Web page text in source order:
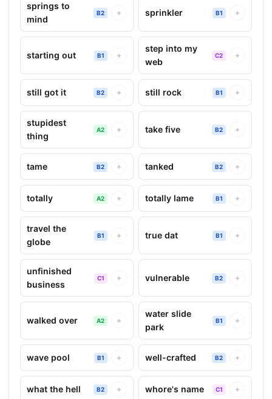
springs to
mind
B2 + sprinkler B1 +
starting out B1 +
step into my
web
C2 +
still got it B2 + still rock B1 +
stupidest
thing
A2 + take five B2 +
tame B2 + tanked B2 +
totally A2 + totally lame B1 +
travel the
globe
B1 + true dat B1 +
unfinished
business
C1 + vulnerable B2 +
walked over A2 +
water slide
park
B1 +
wave pool B1 + well-crafted B2 +
what the hell B2 + whore's name C1 +